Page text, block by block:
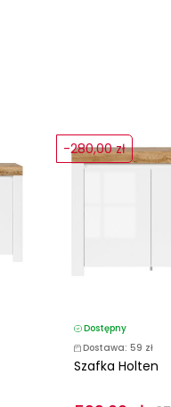
Dostępny
Dostawa: 59 zł
Szafka Holten
-280,00 zł